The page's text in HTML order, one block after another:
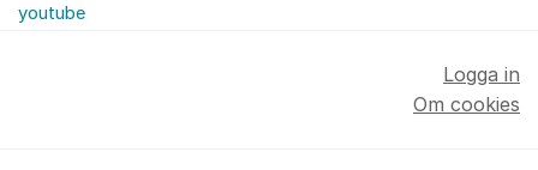
youtube
Logga in
Om cookies